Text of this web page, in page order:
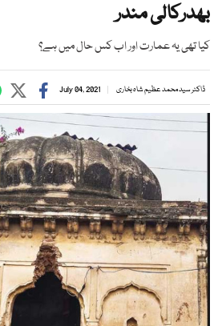
بھدرکالی مندر
کیا تھی یہ عمارت اور اب کس حال میں ہے؟
ڈاکٹر سید محمد عظیم شاہ بخاری July 04, 2021